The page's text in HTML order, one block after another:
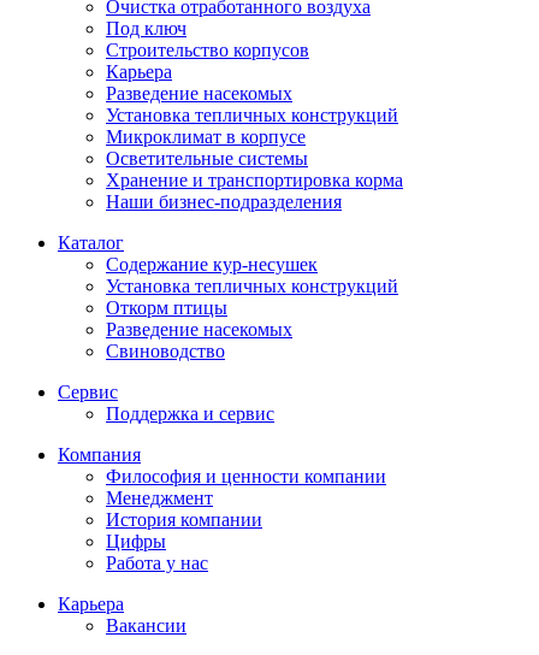
Очистка отработанного воздуха
Под ключ
Строительство корпусов
Карьера
Разведение насекомых
Установка тепличных конструкций
Микроклимат в корпусе
Осветительные системы
Хранение и транспортировка корма
Наши бизнес-подразделения
Каталог
Содержание кур-несушек
Установка тепличных конструкций
Откорм птицы
Разведение насекомых
Свиноводство
Сервис
Поддержка и сервис
Компания
Философия и ценности компании
Менеджмент
История компании
Цифры
Работа у нас
Карьера
Вакансии